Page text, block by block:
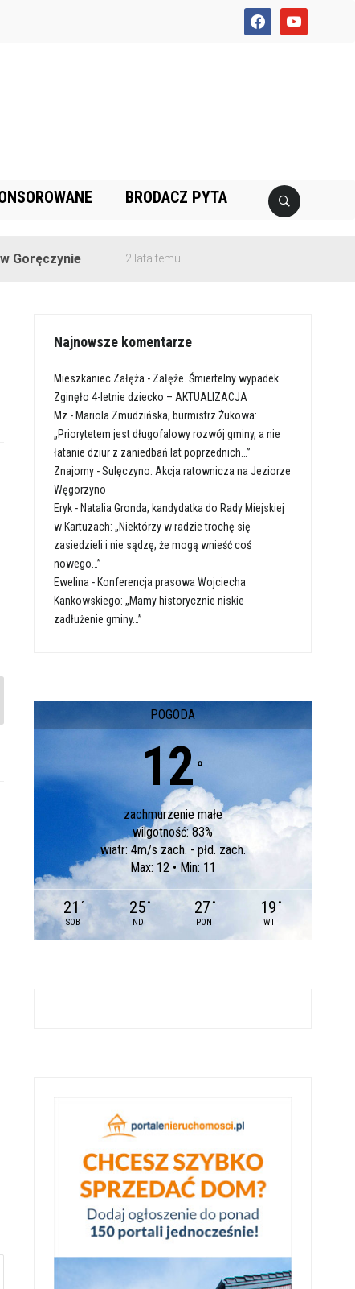
facebookyoutube
BRODACZ PYTA
2 lata temu
Najnowsze komentarze
Mieszkaniec Załęża - Załęże. Śmiertelny wypadek.
Zginęło 4-letnie dziecko – AKTUALIZACJA
Mz - Mariola Zmudzińska, burmistrz Żukowa:
„Priorytetem jest długofalowy rozwój gminy, a nie
łatanie dziur z zaniedbań lat poprzednich…”
Znajomy -Sulęczyno. Akcja ratownicza na Jeziorze
Węgorzyno
Eryk - Natalia Gronda, kandydatka do Rady Miejskiej
w Kartuzach: „Niektórzy w radzie trochę się
zasiedzieli i nie sądzę, że mogą wnieść coś
nowego…”
Ewelina - Konferencja prasowa Wojciecha
Kankowskiego: „Mamy historycznie niskie
zadłużenie gminy…”
POGODA
12 °
zachmurzenie małe
wilgotność: 83%
wiatr: 4m/s zach. - płd. zach.
Max: 12 • Min: 11
21 °
SOB
25 °
ND
27 °
PON
19 °
WT